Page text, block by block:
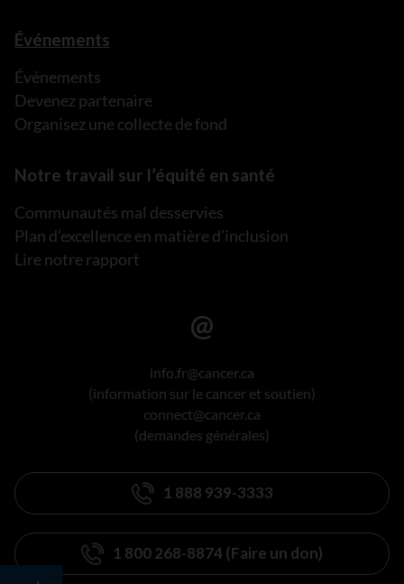
Événements
Événements
Devenez partenaire
Organisez une collecte de fond
Notre travail sur l’équité en santé
Communautés mal desservies
Plan d’excellence en matière d’inclusion
Lire notre rapport
info.fr@cancer.ca
(information sur le cancer et soutien)
connect@cancer.ca
(demandes générales)
1 888 939-3333
1 800 268-8874 (Faire un don)